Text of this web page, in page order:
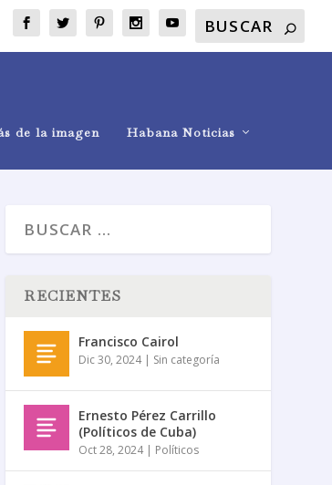
de la imagen Habana Noticias
RECIENTES
Francisco Cairol
Dic 30, 2024| Sin categoría
Ernesto Pérez Carrillo
(Políticos de Cuba)
Oct 28, 2024| Políticos